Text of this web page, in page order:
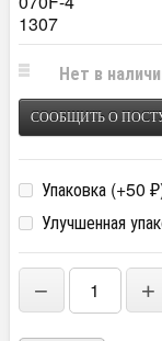
1307
Нет в
СООБЩИТЬ О
Упаковка (+50 ₽
Улучшенная
− +